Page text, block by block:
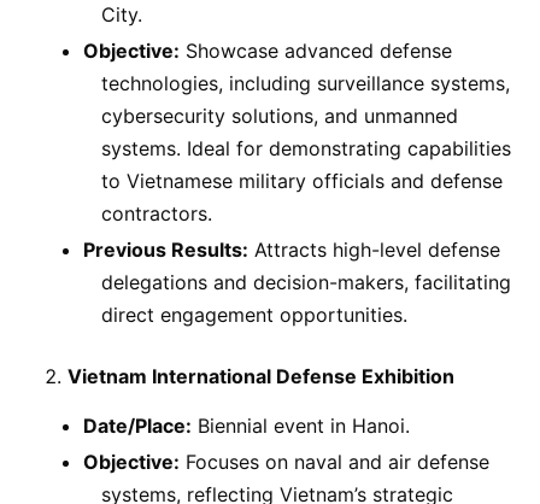
City.
Objective: Showcase advanced defense
technologies, including surveillance systems,
cybersecurity solutions, and unmanned
systems. Ideal for demonstrating capabilities
to Vietnamese military officials and defense
contractors.
Previous Results: Attracts high-level defense
delegations and decision-makers, facilitating
direct engagement opportunities.
Vietnam International Defense Exhibition
Date/Place: Biennial event in Hanoi.
Objective: Focuses on naval and air defense
systems, reflecting Vietnam’s strategic